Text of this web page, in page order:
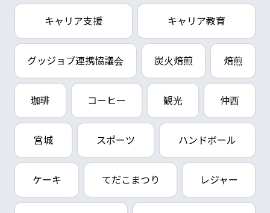
キャリア支援 キャリア教育
グッジョブ連携協議会 炭火焙煎 焙煎
珈琲 コーヒー 観光 仲西
宮城 スポーツ ハンドボール
ケーキ てだこまつり レジャー